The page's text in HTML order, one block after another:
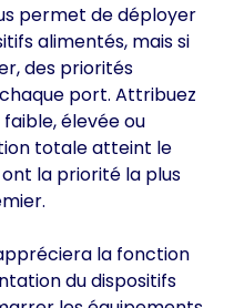
permet de déployer
alimentés, mais si
des priorités
port. Attribuez
élevée ou
totale atteint le
ont la priorité la plus
la fonction
du dispositifs